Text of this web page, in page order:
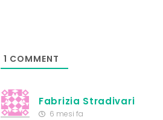
1 COMMENT
Fabrizia Stradivari
6 mesi fa